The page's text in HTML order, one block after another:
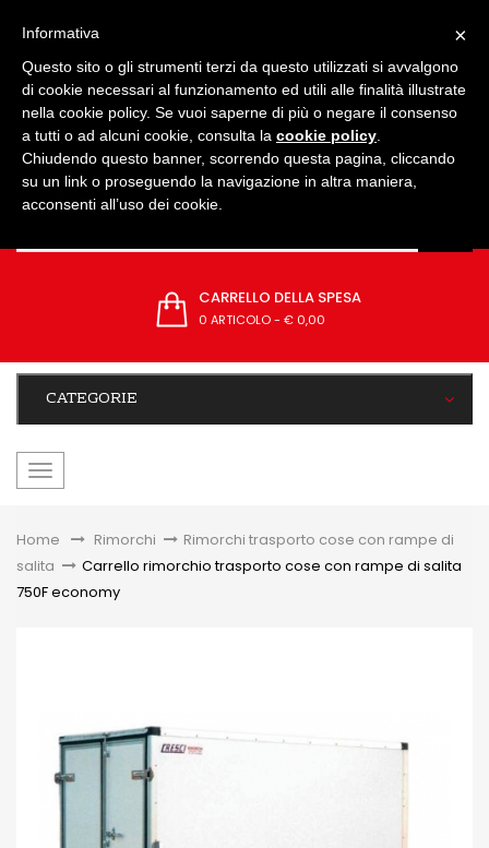
CARRELLO DELLA SPESA
0 ARTICOLO- € 0,00
CATEGORIE
navigazione
Home &gt;Rimorchi >
Rimorchi trasporto cose con rampe di
salita > Carrello rimorchio trasporto cose con rampe di salita
750F economy
×
Informativa
Questo sito o gli strumenti terzi da questo utilizzati si avvalgono
di cookie necessari al funzionamento ed utili alle finalità illustrate
nella cookie policy. Se vuoi saperne di più o negare il consenso
a tutti o ad alcuni cookie, consulta la cookie policy
Chiudendo questo banner, scorrendo questa pagina, cliccando
su un link o proseguendo la navigazione in altra maniera,
acconsenti all’uso dei cookie.